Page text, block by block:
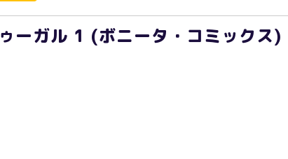
ーガル 1 (ボニータ・コミックス)